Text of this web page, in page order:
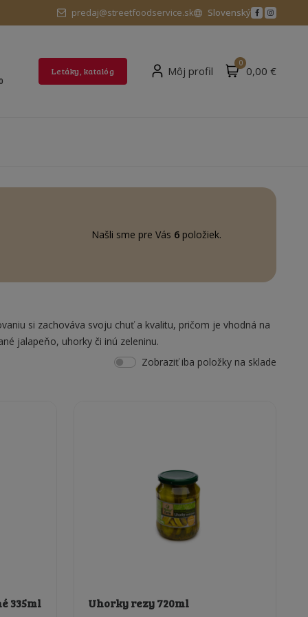
predaj@streetfoodservice.sk Slovenský
Letáky, katalóg Môj profil
0
0,00 €
Našli sme pre Vás 6 položiek.
si zachováva svoju chuť a kvalitu, pričom je vhodná na
jalapeňo, uhorky či inú zeleninu.
Zobraziť iba položky na sklade
335ml Uhorky rezy 720ml